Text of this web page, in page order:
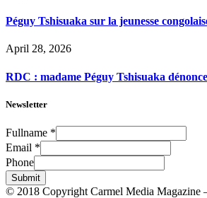
Péguy Tshisuaka sur la jeunesse
April 28, 2026
RDC : madame Péguy Tshisuaka
Newsletter
Fullname *
Email *
Phone
Submit
© 2018 Copyright Carmel Media Magazine